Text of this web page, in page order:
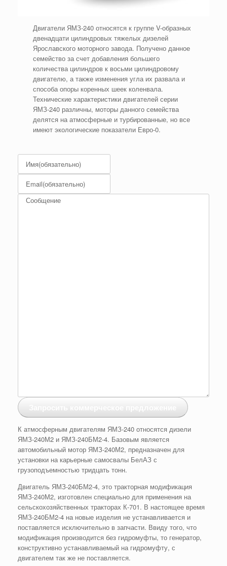
Двигатели ЯМЗ-240 относятся к группе V-образных
двенадцати цилиндровых тяжелых дизелей
Ярославского моторного завода. Получено данное
семейство за счет добавления большего
количества цилиндров к восьми цилиндровому
двигателю, а также изменения угла их развала и
способа опоры коренных шеек коленвала.
Технические характеристики двигателей серии
ЯМЗ-240 различны, моторы данного семейства
делятся на атмосферные и турбированные, но все
имеют экологические показатели Евро-0.
Имя(обязательно)
Email(обязательно)
Сообщение
К атмосферным двигателям ЯМЗ-240 относятся дизели
ЯМЗ-240М2 и ЯМЗ-240БМ2-4. Базовым является
автомобильный мотор ЯМЗ-240М2, предназначен для
установки на карьерные самосвалы БелАЗ с
грузоподъемностью тридцать тонн.
Двигатель ЯМЗ-240БМ2-4, это тракторная модификация
ЯМЗ-240М2, изготовлен специально для применения на
сельскохозяйственных тракторах К-701. В настоящее время
ЯМЗ-240БМ2-4 на новые изделия не устанавливается и
поставляется исключительно в запчасти. Ввиду того, что
модификация производится без гидромуфты, то генератор,
конструктивно устанавливаемый на гидромуфту, с
двигателем так же не поставляется.